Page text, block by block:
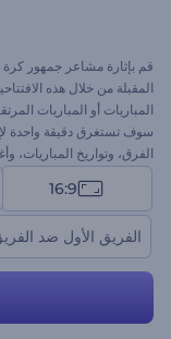
قم بإثارة مشاعر جمهور كرة
المقبلة من خلال هذه
المباريات أو المباريات
سوف تستغرق دقيقة واحدة
الفرق، وتواريخ
جرب الآن!
16:9
الفريق الأول ضد